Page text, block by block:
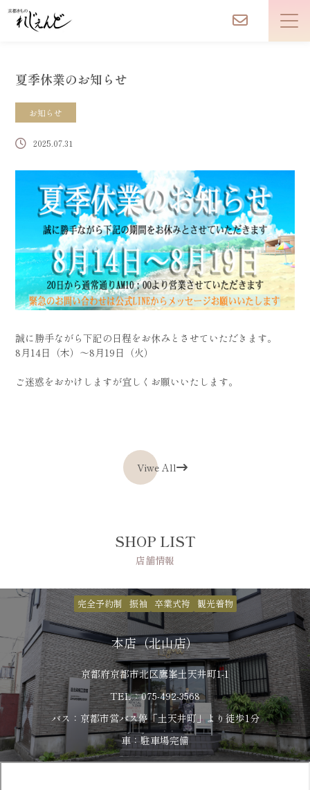
夏季休業のお知らせ
お知らせ
2025.07.31
誠に勝手ながら下記の日程をお休みとさせていただきます。
8月14日（木）～8月19日（火）
ご迷惑をおかけしますが宜しくお願いいたします。
Viwe All
SHOP LIST
店舗情報
完全予約制 振袖 卒業式袴 観光着物
本店（北山店）
京都府京都市北区鷹峯土天井町1-1
TEL：075-492-3568
バス：京都市営バス停「土天井町」より徒歩1分
車：駐車場完備